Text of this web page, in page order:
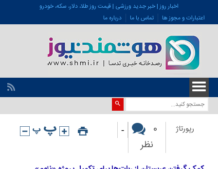
اخبار روز | خبر جدید ورزشی | قیمت روز طلا، دلار، سکه، خودرو
اعتبارات و مجوز ها
تماس با ما درباره ما
رپورتاژ
0
نظر
-